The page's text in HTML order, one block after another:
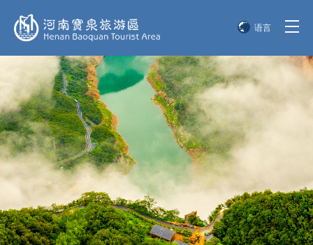
语言
English
한국어
日本語